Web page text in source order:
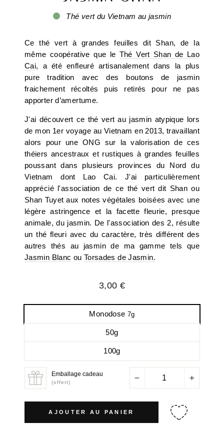
Thé vert du Vietnam au jasmin
Ce thé vert à grandes feuilles dit Shan, de la
même coopérative que le Thé Vert Shan de Lao
Cai, a été enfleuré artisanalement dans la plus
pure tradition avec des boutons de jasmin
fraichement récoltés puis retirés pour ne pas
apporter d’amertume.
J'ai découvert ce thé vert au jasmin atypique lors
de mon 1er voyage au Vietnam en 2013, travaillant
alors pour une ONG sur la valorisation de ces
théiers ancestraux et rustiques à grandes feuilles
poussant dans plusieurs provinces du Nord du
Vietnam dont Lao Cai. J'ai particulièrement
apprécié l'association de ce thé vert dit Shan ou
Shan Tuyet aux notes végétales boisées avec une
légère astringence et la facette fleurie, presque
animale, du jasmin. De l'association des 2, résulte
un thé fleuri avec du caractère, très différent des
autres thés au jasmin de ma gamme tels que
Jasmin Blanc ou Torsades de Jasmin.
Prix
3,00 €
Monodose 7g
50g
100g
Emballage cadeau
(offert)
AJOUTER AU PANIER